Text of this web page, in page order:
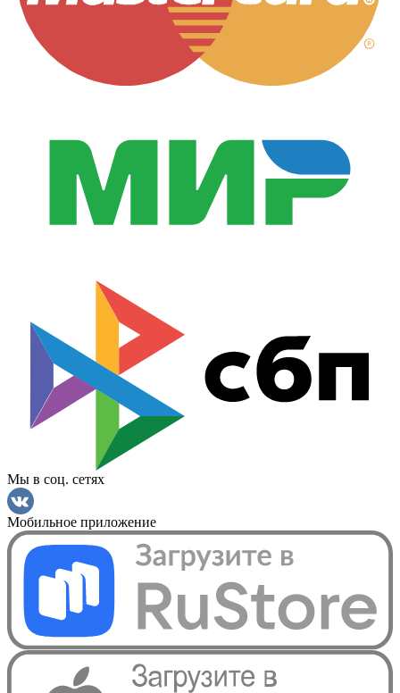
Мы в соц. сетях
Мобильное приложение